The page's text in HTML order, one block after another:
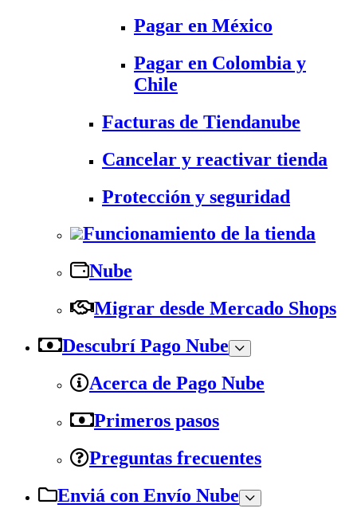
Pagar en México
Pagar en Colombia y
Chile
Facturas de Tiendanube
Cancelar y reactivar tienda
Protección y seguridad
Funcionamiento de la tienda
Nube
Migrar desde Mercado Shops
Descubrí Pago Nube
Acerca de Pago Nube
Primeros pasos
Preguntas frecuentes
Enviá con Envío Nube